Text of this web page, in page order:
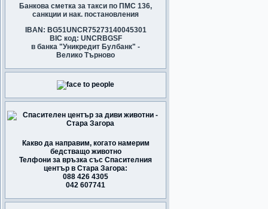
Банкова сметка за такси по ПМС 136,
санкции и нак. постановления
IBAN: BG51UNCR75273140045301
BIC код: UNCRBGSF
в банка "Уникредит Булбанк" -
Велико Търново
Какво да направим, когато намерим
бедстващо животно
Телфони за връзка със Спасителния
център в Стара Загора:
088 426 4305
042 607741